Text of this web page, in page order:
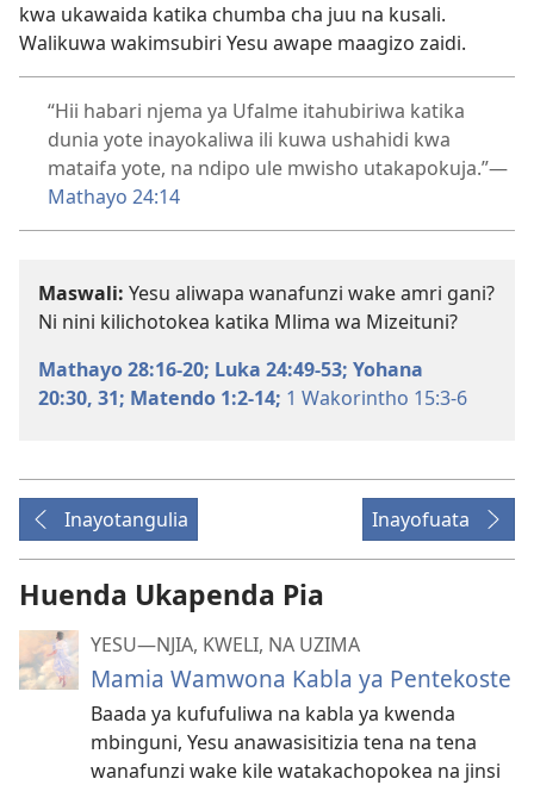
kwa ukawaida katika chumba cha juu na kusali.
Walikuwa wakimsubiri Yesu awape maagizo zaidi.
“Hii habari njema ya Ufalme itahubiriwa katika
dunia yote inayokaliwa ili kuwa ushahidi kwa
mataifa yote, na ndipo ule mwisho utakapokuja.”​—
Mathayo 24:14
Maswali: Yesu aliwapa wanafunzi wake amri gani?
Ni nini kilichotokea katika Mlima wa Mizeituni?
Mathayo 28:16-20; Luka 24:49-53; Yohana
20:30, 31; Matendo 1:2-14; 1 Wakorintho 15:3-6
Inayotangulia Inayofuata
Huenda Ukapenda Pia
YESU​—NJIA, KWELI, NA UZIMA
Mamia Wamwona Kabla ya Pentekoste
Baada ya kufufuliwa na kabla ya kwenda
mbinguni, Yesu anawasisitizia tena na tena
wanafunzi wake kile watakachopokea na jinsi